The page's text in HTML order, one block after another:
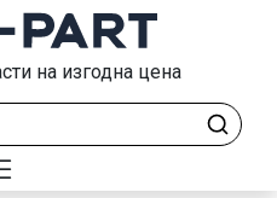
на изгодна цена